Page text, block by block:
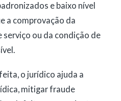
e baixo nível
a comprovação da
serviço ou da condição de
o jurídico ajuda a
mitigar fraude